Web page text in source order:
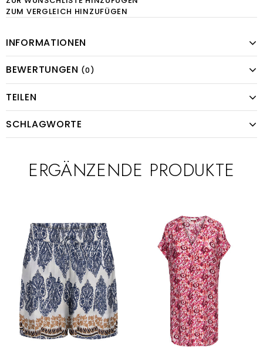
ZUM VERGLEICH HINZUFÜGEN
INFORMATIONEN
BEWERTUNGEN (0)
TEILEN
SCHLAGWORTE
ERGÄNZENDE PRODUKTE